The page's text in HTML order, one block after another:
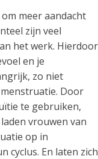
meer aandacht
zijn veel
het werk. Hierdoor
en je
zo niet
Door
te gebruiken,
vrouwen van
op in
cyclus. En laten zich